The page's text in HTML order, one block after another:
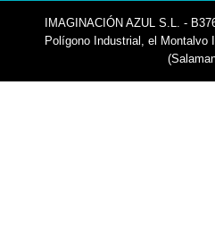
IMAGINACIÓN AZUL S.L. -
Polígono Industrial, el Montalvo